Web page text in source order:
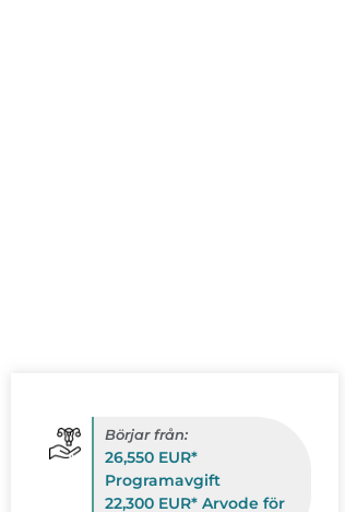
Börjar från:
26,550 EUR*
Programavgift
22,300 EUR* Arvode för